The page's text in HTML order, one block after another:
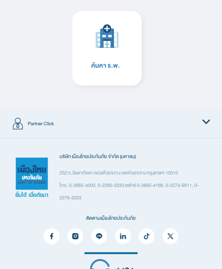
ค้นหา ร.พ.
Partner Click
ผลิตภัณฑ์
ประกันรถยนต์
ประกันเดินทาง
ประกันที่อยู่อาศัยและทรัพย์สิน
บริษัท เมืองไทยประกันภัย จำกัด (มหาชน)
252 ถ.รัชดาภิเษก แขวงห้วยขวาง เขตห้วยขวาง กรุงเทพฯ 10310
โทร. 0-2665-4000, 0-2290-3333 แฟกซ์ 0-2665-4166, 0-2274-9511, 0-
2276-2033
ติดตามเมืองไทยประกันภัย